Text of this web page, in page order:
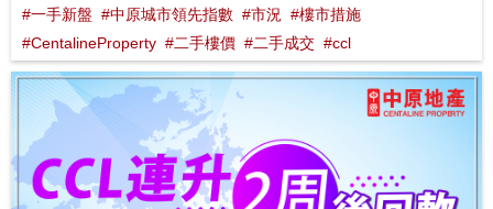
#一手新盤 #中原城市領先指數 #市況
#樓市措施
#CentalineProperty #二手樓價 #二手成交 #ccl